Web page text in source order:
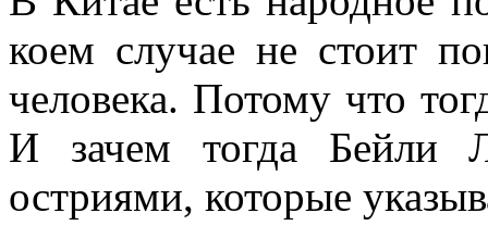
коем случае не стоит
человека. Потому что
И зачем тогда Бейли
остриями, которые